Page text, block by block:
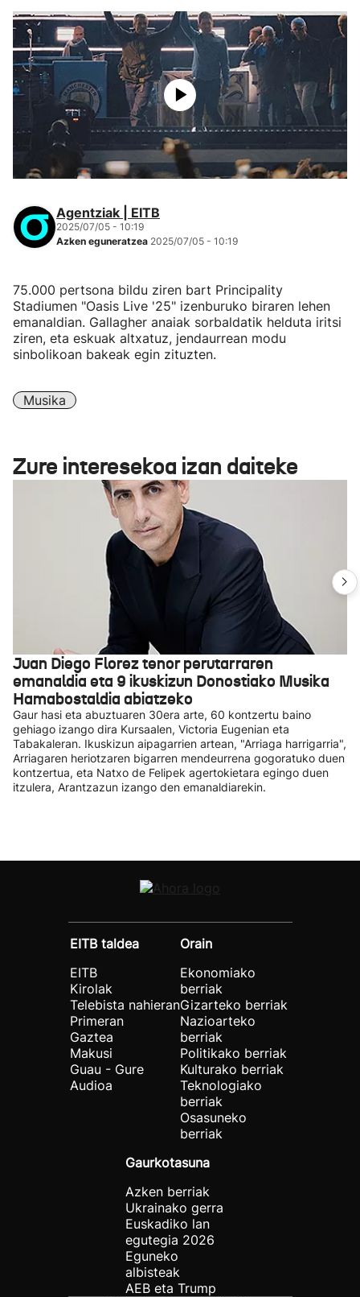
Agentziak | EITB
2025/07/05 - 10:19
Azken eguneratzea 2025/07/05 - 10:19
75.000 pertsona bildu ziren bart Principality
Stadiumen "Oasis Live '25" izenburuko biraren lehen
emanaldian. Gallagher anaiak sorbaldatik helduta iritsi
ziren, eta eskuak altxatuz, jendaurrean modu
sinbolikoan bakeak egin zituzten.
Musika
Zure interesekoa izan daiteke
Juan Diego Florez tenor perutarraren
emanaldia eta 9 ikuskizun Donostiako Musika
Hamabostaldia abiatzeko
Gaur hasi eta abuztuaren 30era arte, 60 kontzertu baino
gehiago izango dira Kursaalen, Victoria Eugenian eta
Tabakaleran. Ikuskizun aipagarrien artean, "Arriaga harrigarria",
Arriagaren heriotzaren bigarren mendeurrena gogoratuko duen
kontzertua, eta Natxo de Felipek agertokietara egingo duen
itzulera, Arantzazun izango den emanaldiarekin.
EITB taldea
EITB
Kirolak
Telebista nahieran
Primeran
Gaztea
Makusi
Guau - Gure
Audioa
Orain
Ekonomiako
berriak
Gizarteko berriak
Nazioarteko
berriak
Politikako berriak
Kulturako berriak
Teknologiako
berriak
Osasuneko
berriak
Gaurkotasuna
Azken berriak
Ukrainako gerra
Euskadiko lan
egutegia 2026
Eguneko
albisteak
AEB eta Trump